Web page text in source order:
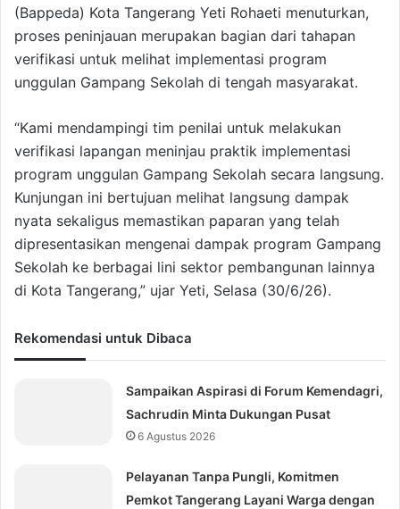
(Bappeda) Kota Tangerang Yeti Rohaeti menuturkan,
proses peninjauan merupakan bagian dari tahapan
verifikasi untuk melihat implementasi program
unggulan Gampang Sekolah di tengah masyarakat.
“Kami mendampingi tim penilai untuk melakukan
verifikasi lapangan meninjau praktik implementasi
program unggulan Gampang Sekolah secara langsung.
Kunjungan ini bertujuan melihat langsung dampak
nyata sekaligus memastikan paparan yang telah
dipresentasikan mengenai dampak program Gampang
Sekolah ke berbagai lini sektor pembangunan lainnya
di Kota Tangerang,” ujar Yeti, Selasa (30/6/26).
Rekomendasi untuk Dibaca
Sampaikan Aspirasi di Forum Kemendagri,
Sachrudin Minta Dukungan Pusat
6 Agustus 2026
Pelayanan Tanpa Pungli, Komitmen
Pemkot Tangerang Layani Warga dengan